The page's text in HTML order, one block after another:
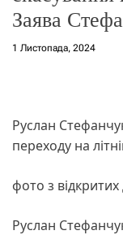
Заява
1 Листопада, 2024
Руслан
переходу на
фото з
Руслан